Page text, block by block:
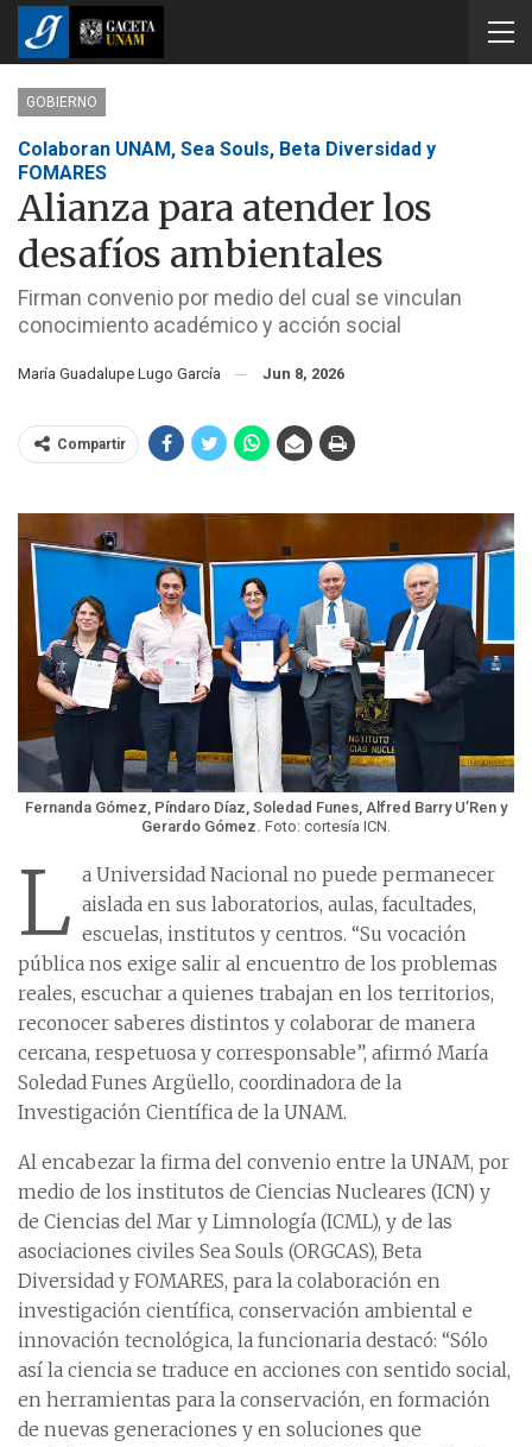
GOBIERNO
Colaboran UNAM, Sea Souls, Beta Diversidad y
FOMARES
Alianza para atender los
desafíos ambientales
Firman convenio por medio del cual se vinculan
conocimiento académico y acción social
María Guadalupe Lugo García Jun 8, 2026
Compartir
Fernanda Gómez, Píndaro Díaz, Soledad Funes, Alfred Barry U’Ren y
Gerardo Gómez. Foto: cortesía ICN.
L a Universidad Nacional no puede permanecer
aislada en sus laboratorios, aulas, facultades,
escuelas, institutos y centros. “Su vocación
pública nos exige salir al encuentro de los problemas
reales, escuchar a quienes trabajan en los territorios,
reconocer saberes distintos y colaborar de manera
cercana, respetuosa y corresponsable”, afirmó María
Soledad Funes Argüello, coordinadora de la
Investigación Científica de la UNAM.
Al encabezar la firma del convenio entre la UNAM, por
medio de los institutos de Ciencias Nucleares (ICN) y
de Ciencias del Mar y Limnología (ICML), y de las
asociaciones civiles Sea Souls (ORGCAS), Beta
Diversidad y FOMARES, para la colaboración en
investigación científica, conservación ambiental e
innovación tecnológica, la funcionaria destacó: “Sólo
así la ciencia se traduce en acciones con sentido social,
en herramientas para la conservación, en formación
de nuevas generaciones y en soluciones que